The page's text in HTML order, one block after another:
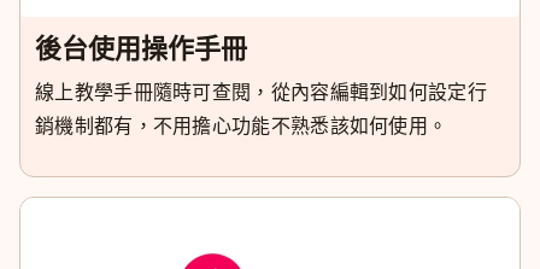
後台使用操作手冊
線上教學手冊隨時可查閱，從內容編輯到如何設定行
銷機制都有，不用擔心功能不熟悉該如何使用。